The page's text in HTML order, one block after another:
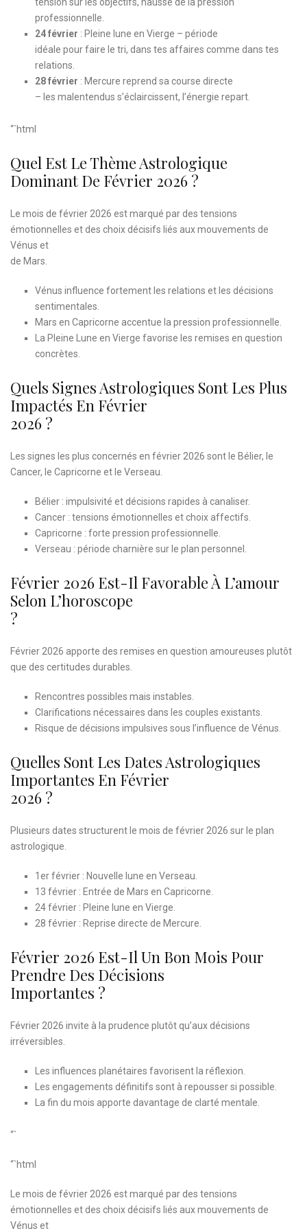
professionnelle.
24 février : Pleine lune en Vierge – période
idéale pour faire le tri, dans tes affaires comme dans tes
relations.
28 février : Mercure reprend sa course directe
– les malentendus s’éclaircissent, l’énergie repart.
“`html
Quel Est Le Thème Astrologique
Dominant De Février 2026 ?
Le mois de février 2026 est marqué par des tensions
émotionnelles et des choix décisifs liés aux mouvements de
Vénus et
de Mars.
Vénus influence fortement les relations et les décisions
sentimentales.
Mars en Capricorne accentue la pression professionnelle.
La Pleine Lune en Vierge favorise les remises en question
concrètes.
Quels Signes Astrologiques Sont Les Plus
Impactés En Février
2026 ?
Les signes les plus concernés en février 2026 sont le Bélier, le
Cancer, le Capricorne et le Verseau.
Bélier : impulsivité et décisions rapides à canaliser.
Cancer : tensions émotionnelles et choix affectifs.
Capricorne : forte pression professionnelle.
Verseau : période charnière sur le plan personnel.
Février 2026 Est-Il Favorable À L’amour
Selon L’horoscope
?
Février 2026 apporte des remises en question amoureuses plutôt
que des certitudes durables.
Rencontres possibles mais instables.
Clarifications nécessaires dans les couples existants.
Risque de décisions impulsives sous l’influence de Vénus.
Quelles Sont Les Dates Astrologiques
Importantes En Février
2026 ?
Plusieurs dates structurent le mois de février 2026 sur le plan
astrologique.
1er février : Nouvelle lune en Verseau.
13 février : Entrée de Mars en Capricorne.
24 février : Pleine lune en Vierge.
28 février : Reprise directe de Mercure.
Février 2026 Est-Il Un Bon Mois Pour
Prendre Des Décisions
Importantes ?
Février 2026 invite à la prudence plutôt qu’aux décisions
irréversibles.
Les influences planétaires favorisent la réflexion.
Les engagements définitifs sont à repousser si possible.
La fin du mois apporte davantage de clarté mentale.
“`
“`html
Le mois de février 2026 est marqué par des tensions
émotionnelles et des choix décisifs liés aux mouvements de
Vénus et